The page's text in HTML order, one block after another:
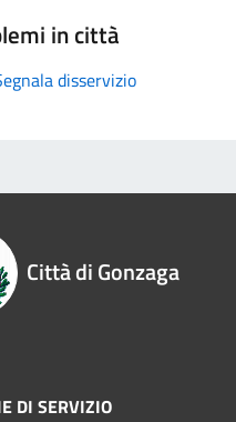
in città
disservizio
Città di Gonzaga
DI SERVIZIO